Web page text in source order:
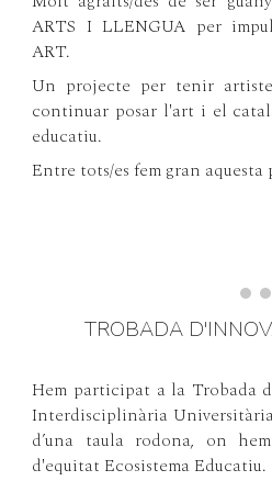
ARTS I LLENGUA per
ART.
Un projecte per tenir
continuar posar l'art i el
educatiu.
Entre tots/es fem gran
TROBADA
Hem participat a la Trobada
Interdisciplinària
d’una taula rodona, on
d'equitat Ecosistema Educatiu.